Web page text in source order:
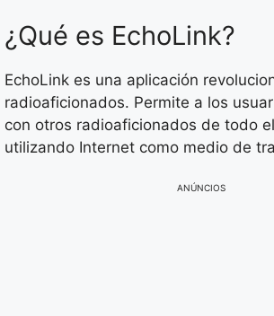
¿Qué es EchoLink?
EchoLink es una aplicación
radioaficionados. Permite a los
con otros radioaficionados de todo
utilizando Internet como medio de
ANÚNCIOS